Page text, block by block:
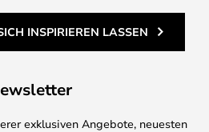
INSPIRIEREN LASSEN
exklusiven Angebote, neuesten